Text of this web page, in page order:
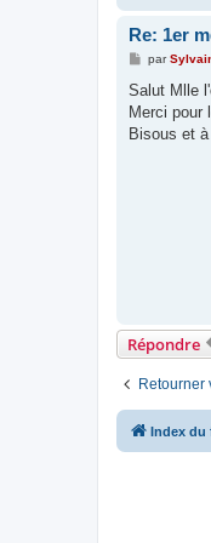
Re: 1er
M
s
a
g
par
Salut Mlle
Merci pour
Bisous et
Répondre
Retourner
Index du